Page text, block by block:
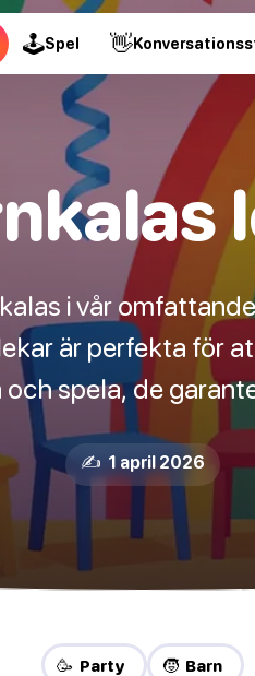
🕹Spel 👋
i vår
är perfekta för
spela, de
✍️ 1 april 2026
🥳 Party 🧒 Barn